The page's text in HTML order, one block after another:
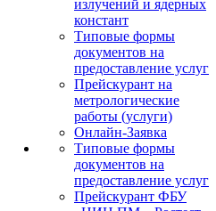
излучений и ядерных
констант
Типовые формы
документов на
предоставление услуг
Прейскурант на
метрологические
работы (услуги)
Онлайн-Заявка
Типовые формы
документов на
предоставление услуг
Прейскурант ФБУ